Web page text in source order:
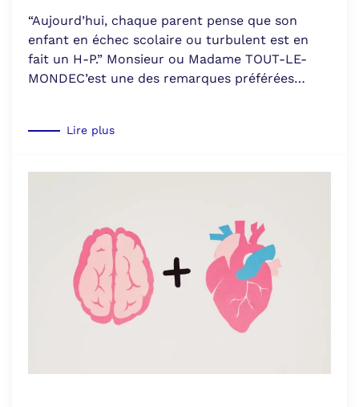
“Aujourd’hui, chaque parent pense que son
enfant en échec scolaire ou turbulent est en
fait un H-P.” Monsieur ou Madame TOUT-LE-
MONDEC’est une des remarques préférées…
Lire plus